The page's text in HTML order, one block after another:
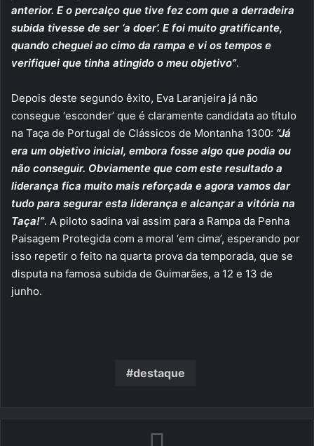
anterior. E o percalço que tive fez com que a derradeira
subida tivesse de ser ‘a doer’. E foi muito gratificante,
quando cheguei ao cimo da rampa e vi os tempos e
verifiquei que tinha atingido o meu objetivo”.
Depois deste segundo êxito, Eva Laranjeira já não
consegue ‘esconder’ que é claramente candidata ao título
na Taça de Portugal de Clássicos de Montanha 1300: “Já
era um objetivo inicial, embora fosse algo que podia ou
não conseguir. Obviamente que com este resultado a
liderança fica muito mais reforçada e agora vamos dar
tudo para segurar esta liderança e alcançar a vitória na
Taça!”. A piloto sadina vai assim para a Rampa da Penha
Paisagem Protegida com a moral ‘em cima’, esperando por
isso repetir o feito na quarta prova da temporada, que se
disputa na famosa subida de Guimarães, a 12 e 13 de
junho.
destaque